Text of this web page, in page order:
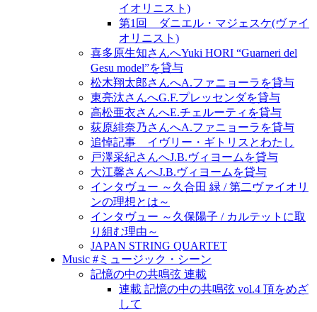
イオリニスト)
第1回 ダニエル・マジェスケ(ヴァイ
オリニスト)
喜多原生知さんへYuki HORI “Guarneri del
Gesu model”を貸与
松木翔太郎さんへA.ファニョーラを貸与
東亮汰さんへG.F.プレッセンダを貸与
高松亜衣さんへE.チェルーティを貸与
荻原緋奈乃さんへA.ファニョーラを貸与
追悼記事 イヴリー・ギトリスとわたし
戸澤采紀さんへJ.B.ヴィヨームを貸与
大江馨さんへJ.B.ヴィヨームを貸与
インタヴュー ～久合田 緑 / 第二ヴァイオリ
ンの理想とは～
インタヴュー ～久保陽子 / カルテットに取
り組む理由～
JAPAN STRING QUARTET
Music #ミュージック・シーン
記憶の中の共鳴弦 連載
連載 記憶の中の共鳴弦 vol.4 頂をめざ
して